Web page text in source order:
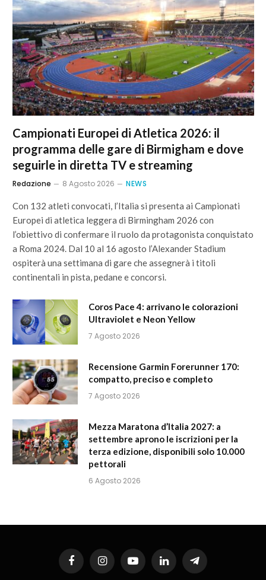
Campionati Europei di Atletica 2026: il
programma delle gare di Birmigham e dove
seguirle in diretta TV e streaming
Redazione 8 Agosto 2026 NEWS
Con 132 atleti convocati, l’Italia si presenta ai Campionati
Europei di atletica leggera di Birmingham 2026 con
l’obiettivo di confermare il ruolo da protagonista conquistato
a Roma 2024. Dal 10 al 16 agosto l’Alexander Stadium
ospiterà una settimana di gare che assegnerà i titoli
continentali in pista, pedane e concorsi.
Coros Pace 4: arrivano le colorazioni
Ultraviolet e Neon Yellow
7 Agosto 2026
Recensione Garmin Forerunner 170:
compatto, preciso e completo
7 Agosto 2026
Mezza Maratona d’Italia 2027: a
settembre aprono le iscrizioni per la
terza edizione, disponibili solo 10.000
pettorali
6 Agosto 2026
FacebookInstagramYouTubeLinkedIn Telegram